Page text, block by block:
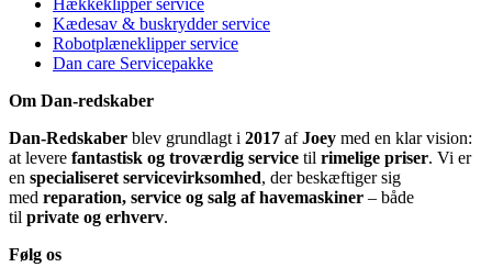
Hækkeklipper service
Kædesav & buskrydder service
Robotplæneklipper service
Dan care Servicepakke
Om Dan-redskaber
Dan-Redskaber blev grundlagt i 2017 afJoey med en klar vision:
at levere fantastisk og troværdig service til rimelige priser. Vi er
en specialiseret servicevirksomhed, der beskæftiger sig
med reparation, service og salg af havemaskiner – både
til private og erhverv.
Følg os